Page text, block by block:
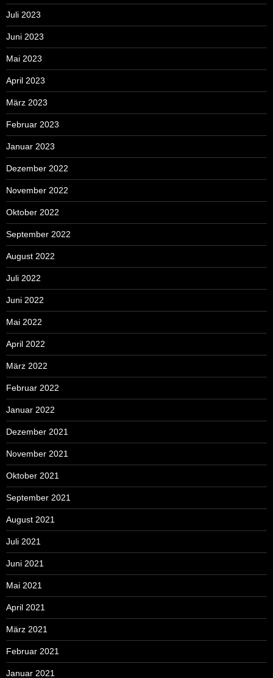
Juli 2023
Juni 2023
Mai 2023
April 2023
März 2023
Februar 2023
Januar 2023
Dezember 2022
November 2022
Oktober 2022
September 2022
August 2022
Juli 2022
Juni 2022
Mai 2022
April 2022
März 2022
Februar 2022
Januar 2022
Dezember 2021
November 2021
Oktober 2021
September 2021
August 2021
Juli 2021
Juni 2021
Mai 2021
April 2021
März 2021
Februar 2021
Januar 2021